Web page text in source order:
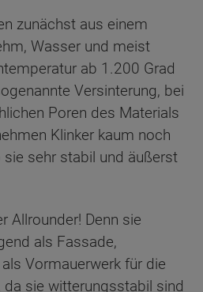
zunächst aus einem
Wasser und meist
ab 1.200 Grad
Versinterung, bei
Poren des Materials
Klinker kaum noch
sehr stabil und äußerst
Allrounder! Denn sie
als Fassade,
Vormauerwerk für die
sie witterungsstabil sind